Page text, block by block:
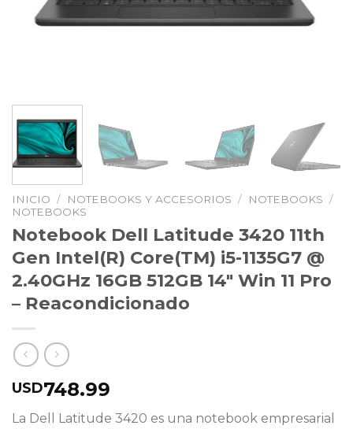
INICIO / NOTEBOOKS Y ACCESORIOS / NOTEBOOKS /
NOTEBOOKS
Notebook Dell Latitude 3420 11th
Gen Intel(R) Core(TM) i5-1135G7 @
2.40GHz 16GB 512GB 14″ Win 11 Pro
– Reacondicionado
USD748.99
La Dell Latitude 3420 es una notebook empresarial